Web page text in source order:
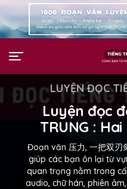
LUYỆN ĐỌC
Luyện đọc
TRUNG :
Đoạn văn 压力, 一把双
giúp các bạn ôn lại từ
quan trọng nằm trong
audio, chữ hán, phiên